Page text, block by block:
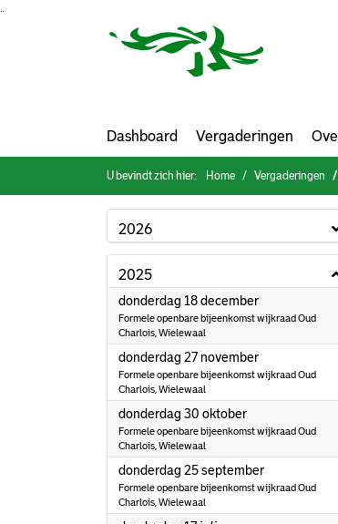
Ga naar de inhoud van deze pagina
Dashboard Vergaderingen
U bevindt zich hier: Home Vergaderingen
2026
2025
donderdag 18 december2025
Formele openbare bijeenkomst wijkraad Oud
Charlois, Wielewaal
donderdag 27 november2025
Formele openbare bijeenkomst wijkraad Oud
Charlois, Wielewaal
donderdag 30 oktober2025
Formele openbare bijeenkomst wijkraad Oud
Charlois, Wielewaal
donderdag 25 september2025
Formele openbare bijeenkomst wijkraad Oud
Charlois, Wielewaal